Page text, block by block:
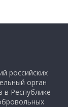
российских
орган
в Республике